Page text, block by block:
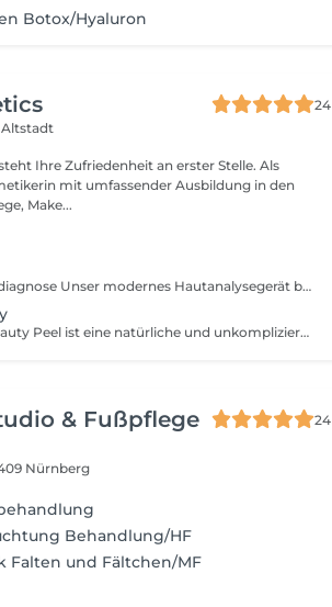
Botox/Hyaluron
24
Altstadt
Ihre Zufriedenheit an erster Stelle. Als
mit umfassender Ausbildung in den
Make...
Ihre perfekte Hautdiagnose Unser modernes Hautanalysegerät bietet Ihnen eine umfassende und präzise Analyse Ihrer Haut. Mit dieser innovativen Technologie erhalten Sie wertvolle Einblicke in den Zustand Ihrer Haut und können gezielt auf individuelle Bedürfnisse eingehen.
Das Herbs2peel Beauty Peel ist eine natürliche und unkomplizierte Methode zur Hautregeneration. Es basiert auf einer Mischung reiner Kräuter und bietet einen sofortigen Frische Kick sowie einen sichtbaren Glow für die Haut. B -Peel Sensitiv für #empfindliche Haut #irritierte Haut #sonnengestresste Haut
& Fußpflege
24
Nürnberg
Behandlung/HF
Falten und Fältchen/MF